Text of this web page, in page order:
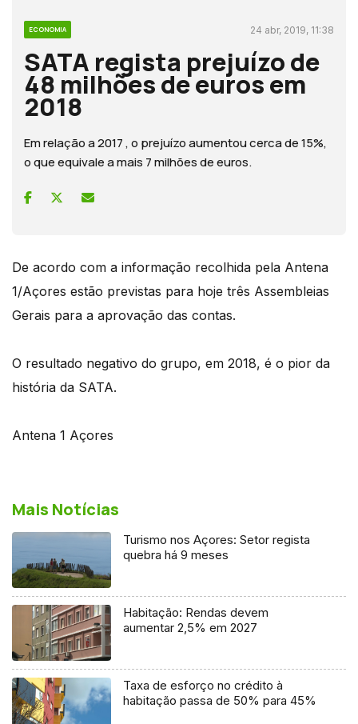
ECONOMIA 24 abr, 2019, 11:38
SATA regista prejuízo de
48 milhões de euros em
2018
Em relação a 2017 , o prejuízo aumentou cerca de 15%,
o que equivale a mais 7 milhões de euros.
De acordo com a informação recolhida pela Antena
1/Açores estão previstas para hoje três Assembleias
Gerais para a aprovação das contas.
O resultado negativo do grupo, em 2018, é o pior da
história da SATA.
Antena 1 Açores
Mais Notícias
Turismo nos Açores: Setor regista
quebra há 9 meses
Habitação: Rendas devem
aumentar 2,5% em 2027
Taxa de esforço no crédito à
habitação passa de 50% para 45%